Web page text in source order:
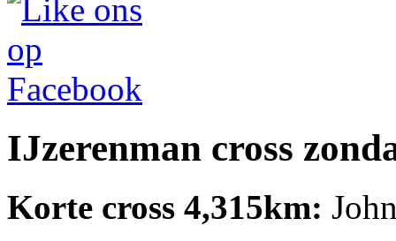
IJzerenman cross
Korte cross 4,315km: